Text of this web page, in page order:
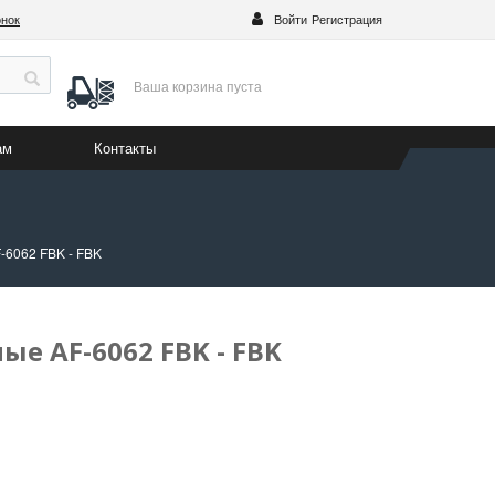
Войти Регистрация
Ваша корзина пуста
Контакты
FBK - FBK
AF-6062 FBK - FBK